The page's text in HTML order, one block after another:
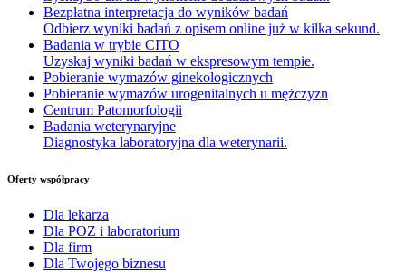
Bezpłatna interpretacja do wyników badań
Odbierz wyniki badań z opisem online już w kilka sekund.
Badania w trybie CITO
Uzyskaj wyniki badań w ekspresowym tempie.
Pobieranie wymazów ginekologicznych
Pobieranie wymazów urogenitalnych u mężczyzn
Centrum Patomorfologii
Badania weterynaryjne
Diagnostyka laboratoryjna dla weterynarii.
Oferty współpracy
Dla lekarza
Dla POZ i laboratorium
Dla firm
Dla Twojego biznesu